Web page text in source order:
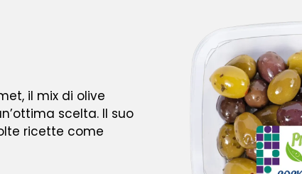
il mix di olive
scelta. Il suo
ricette come